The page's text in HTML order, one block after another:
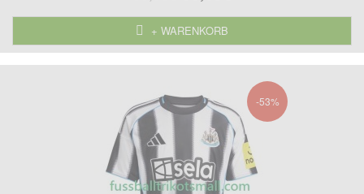
+ WARENKORB
-53%